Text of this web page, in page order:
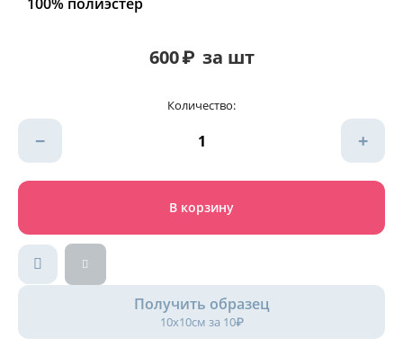
600₽ за шт
Количество:
+
−
В корзину
Получить образец
10х10см за 10₽